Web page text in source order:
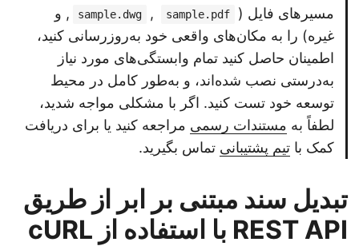
مسیرهای فایل (
sample.dwg sample.pdf
, و
غیره) را به مکان‌های واقعی خود به‌روزرسانی کنید،
اطمینان حاصل کنید تمام وابستگی‌های مورد نیاز
به‌درستی نصب شده‌اند، و به‌طور کامل در محیط
توسعه خود تست کنید. اگر با مشکلی مواجه شدید،
لطفاً بهمستندات رسمیمراجعه کنید یا برای دریافت
کمک باتیم پشتیبانیتماس بگیرید.
تبدیل سند مبتنی بر ابر از طریق
REST API با استفاده از cURL